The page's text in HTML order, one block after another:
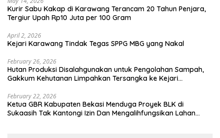
Kurir Sabu Kakap di Karawang Terancam 20 Tahun Penjara,
Tergiur Upah Rp10 Juta per 100 Gram
April 2, 2026
Kejari Karawang Tindak Tegas SPPG MBG yang Nakal
February 26, 2026
Hutan Produksi Disalahgunakan untuk Pengolahan Sampah,
Gakkum Kehutanan Limpahkan Tersangka ke Kejari
February 22, 2026
Ketua GBR Kabupaten Bekasi Menduga Proyek BLK di
Sukaasih Tak Kantongi Izin Dan Mengalihfungsikan Lahan